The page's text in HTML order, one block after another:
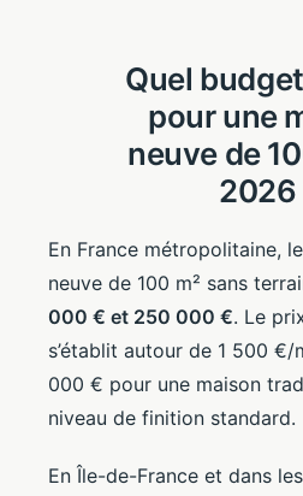
Quel
pour une
neuve de
2026
En France métropolitaine,
neuve de 100 m² sans
000 € et 250 000 €. Le
s’établit autour de 1 500 €/
000 € pour une maison
niveau de finition standard.
En Île-de-France et dans